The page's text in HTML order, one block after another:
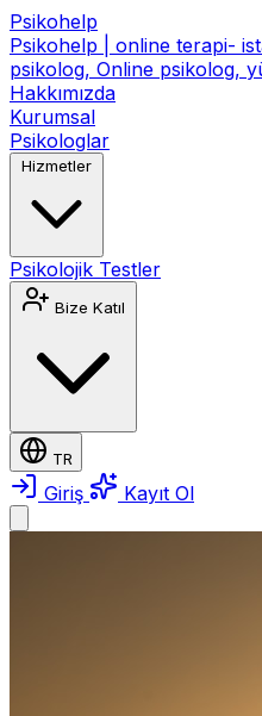
Psikohelp
Psikohelp | online terapi-
psikolog, Online psikolog,
Hakkımızda
Kurumsal
Psikologlar
Hizmetler
Psikolojik Testler
Bize Katıl
TR
Giriş Kayıt Ol